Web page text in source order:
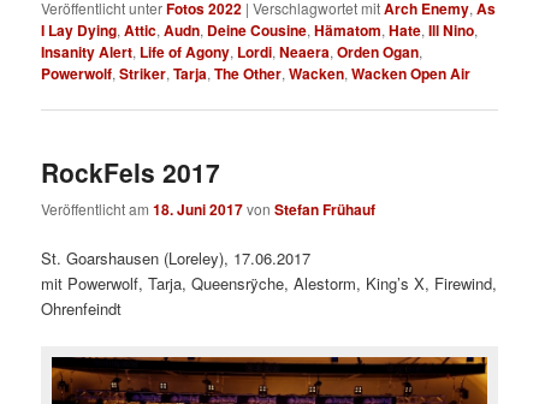
Veröffentlicht unterFotos 2022 |Verschlagwortet mitArch Enemy,As
I Lay Dying,Attic,Audn, Deine Cousine,Hämatom,Hate,Ill Nino,
Insanity Alert, Life of Agony, Lordi,Neaera,Orden Ogan,
Powerwolf,Striker,Tarja,The Other,Wacken,Wacken Open Air
RockFels 2017
Veröffentlicht am18. Juni 2017vonStefan Frühauf
St. Goarshausen (Loreley), 17.06.2017
mit Powerwolf, Tarja, Queensrÿche, Alestorm, King’s X, Firewind,
Ohrenfeindt